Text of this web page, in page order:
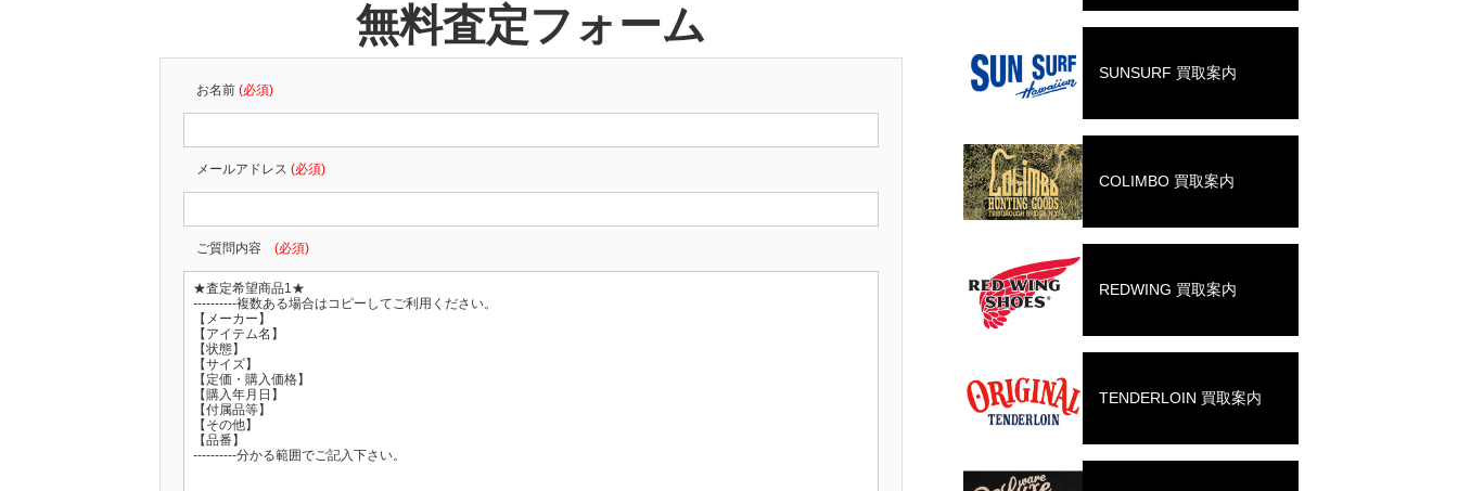
無料査定フォーム
お名前 (必須)
メールアドレス (必須)
ご質問内容 (必須)
SUNSURF 買取案内
COLIMBO 買取案内
REDWING 買取案内
TENDERLOIN 買取案内